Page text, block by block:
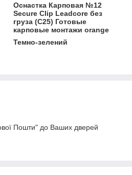
Оснастка Карповая №12
Secure Clip Leadcore без
груза (C25) Готовые
карповые монтажи orange
Темно-зелений
Пошти" до Ваших дверей